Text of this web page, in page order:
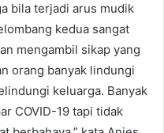
bila terjadi arus mudik
kedua sangat
mengambil sikap yang
orang banyak lindungi
keluarga. Banyak
COVID-19 tapi tidak